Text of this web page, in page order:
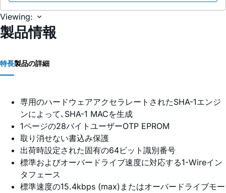
Viewing:
製品情報
特長製品の詳細
専用のハードウェアアクセラレートされたSHA-1エンジ
ンによって､SHA-1 MACを生成
1ページの28バイトユーザーOTP EPROM
取り消せない書込み保護
出荷時設定された固有の64ビット識別番号
標準およびオーバードライブ速度に対応する1-Wireイン
タフェース
標準速度の15.4kbps (max)またはオーバードライブモー